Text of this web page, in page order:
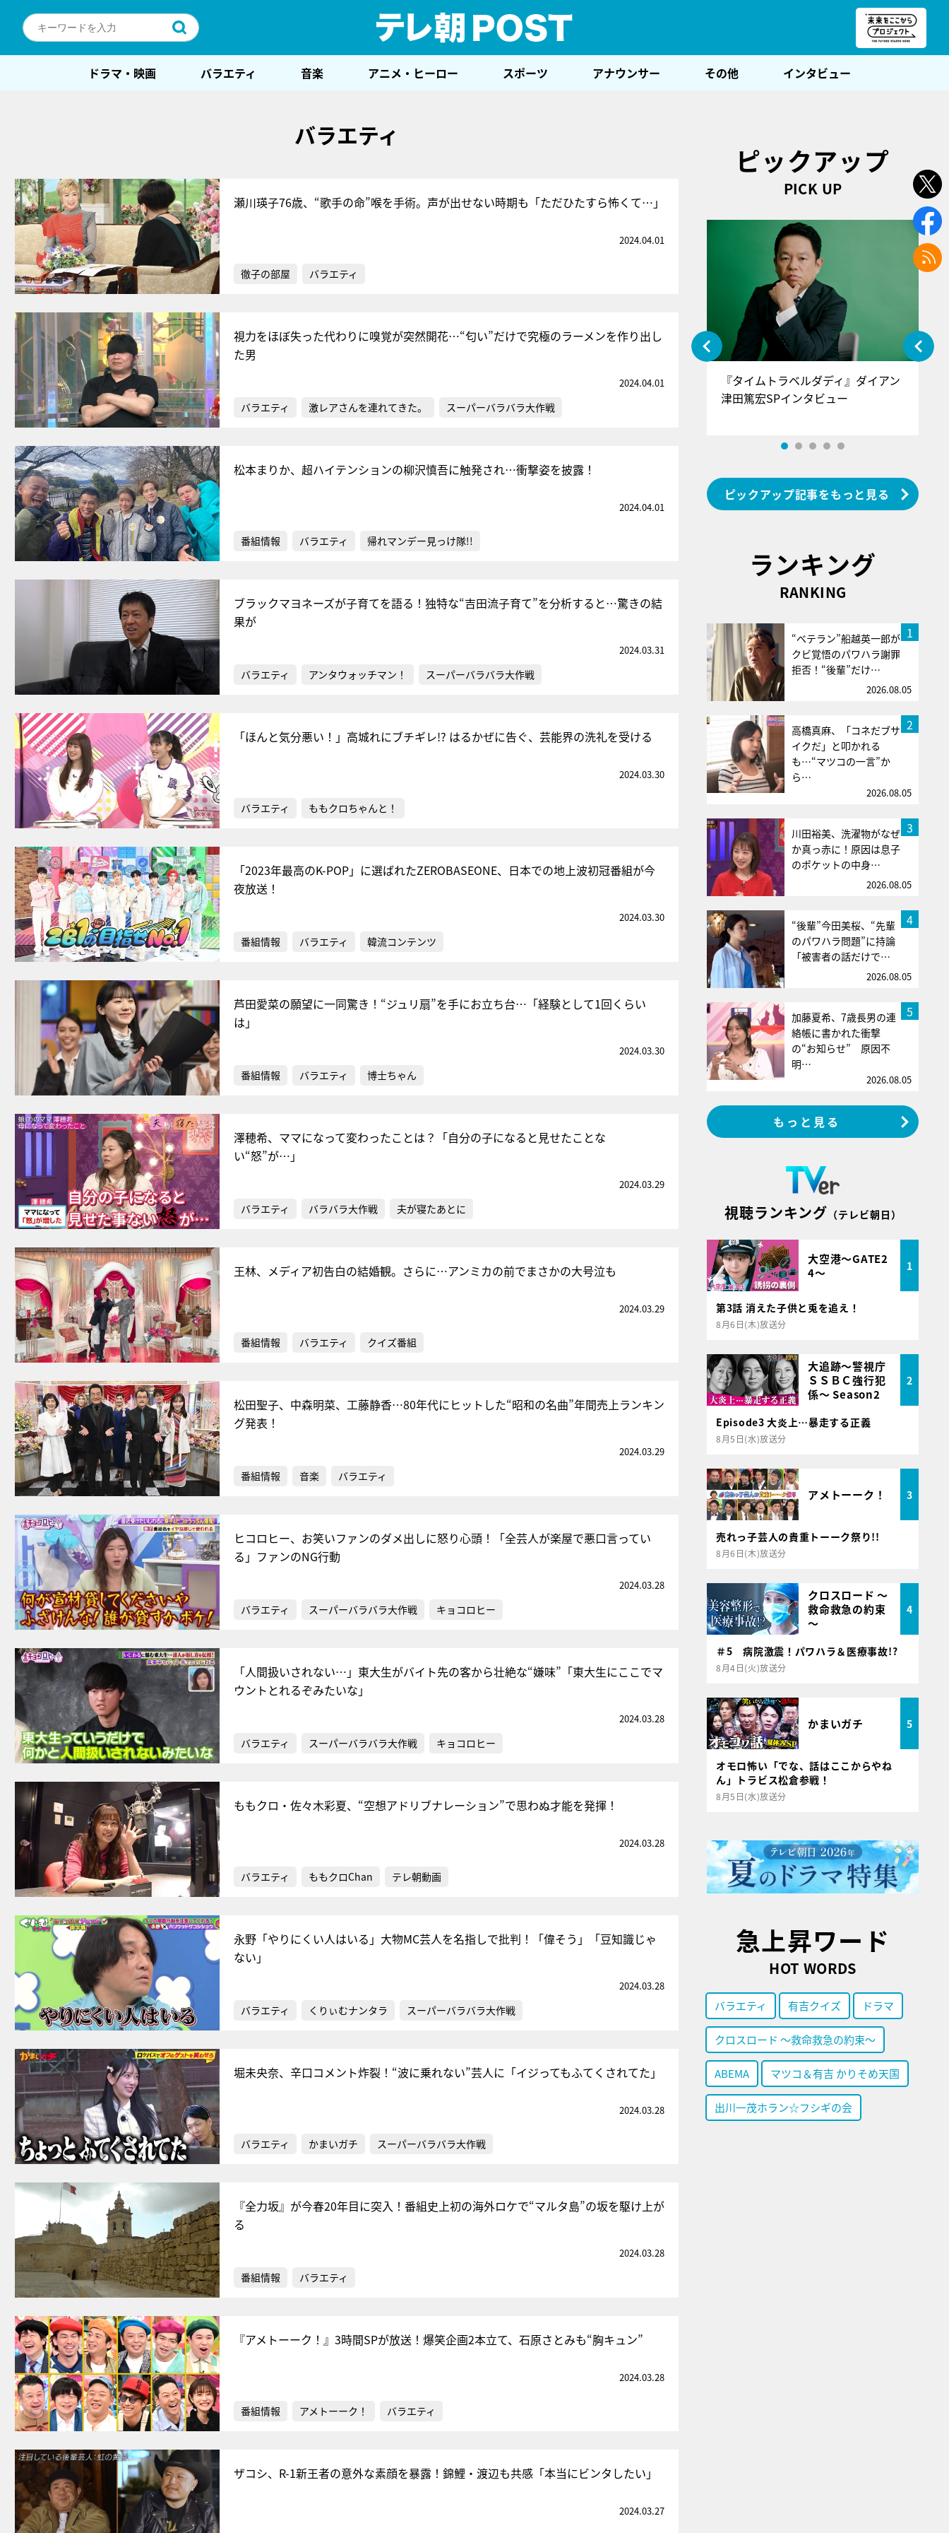
ドラマ・映画 バラエティ 音楽 アニメ・ヒーロー スポーツ アナウンサー その他 インタビュー
バラエティ
瀬川瑛子76歳、“歌手の命”喉を手術。声が出せない時期も「ただひたすら怖くて…」
2024.04.01
徹子の部屋 バラエティ
視力をほぼ失った代わりに嗅覚が突然開花…“匂い”だけで究極のラーメンを作り出し
た男
2024.04.01
バラエティ 激レアさんを連れてきた。 スーパーバラバラ大作戦
松本まりか、超ハイテンションの柳沢慎吾に触発され…衝撃姿を披露！
2024.04.01
番組情報 バラエティ 帰れマンデー見っけ隊!!
ブラックマヨネーズが子育てを語る！独特な“吉田流子育て”を分析すると…驚きの結
果が
2024.03.31
バラエティ アンタウォッチマン！ スーパーバラバラ大作戦
「ほんと気分悪い！」高城れにブチギレ!? はるかぜに告ぐ、芸能界の洗礼を受ける
2024.03.30
バラエティ ももクロちゃんと！
「2023年最高のK-POP」に選ばれたZEROBASEONE、日本での地上波初冠番組が今
夜放送！
2024.03.30
番組情報 バラエティ 韓流コンテンツ
芦田愛菜の願望に一同驚き！“ジュリ扇”を手にお立ち台…「経験として1回くらい
は」
2024.03.30
番組情報 バラエティ 博士ちゃん
澤穂希、ママになって変わったことは？「自分の子になると見せたことな
い“怒”が…」
2024.03.29
バラエティ バラバラ大作戦 夫が寝たあとに
王林、メディア初告白の結婚観。さらに…アンミカの前でまさかの大号泣も
2024.03.29
番組情報 バラエティ クイズ番組
松田聖子、中森明菜、工藤静香…80年代にヒットした“昭和の名曲”年間売上ランキン
グ発表！
2024.03.29
番組情報 音楽 バラエティ
ヒコロヒー、お笑いファンのダメ出しに怒り心頭！「全芸人が楽屋で悪口言ってい
る」ファンのNG行動
2024.03.28
バラエティ スーパーバラバラ大作戦 キョコロヒー
「人間扱いされない…」東大生がバイト先の客から壮絶な“嫌味”「東大生にここでマ
ウントとれるぞみたいな」
2024.03.28
バラエティ スーパーバラバラ大作戦 キョコロヒー
ももクロ・佐々木彩夏、“空想アドリブナレーション”で思わぬ才能を発揮！
2024.03.28
バラエティ ももクロChan テレ朝動画
永野「やりにくい人はいる」大物MC芸人を名指しで批判！「偉そう」「豆知識じゃ
ない」
2024.03.28
バラエティ くりぃむナンタラ スーパーバラバラ大作戦
堀未央奈、辛口コメント炸裂！“波に乗れない”芸人に「イジってもふてくされてた」
2024.03.28
バラエティ かまいガチ スーパーバラバラ大作戦
『全力坂』が今春20年目に突入！番組史上初の海外ロケで“マルタ島”の坂を駆け上が
る
2024.03.28
番組情報 バラエティ
『アメトーーク！』3時間SPが放送！爆笑企画2本立て、石原さとみも“胸キュン”
2024.03.28
番組情報 アメトーーク！ バラエティ
ザコシ、R-1新王者の意外な素顔を暴露！錦鯉・渡辺も共感「本当にビンタしたい」
2024.03.27
ピックアップ
PICK UP
『アイ＝ラブ！げーみんぐ』＝LOV
ビュー
『タイムトラベルダディ』ダイアン
津田篤宏SPインタビュー
ピックアップ記事をもっと見る
ランキング
RANKING
1
“ベテラン”船越英一郎が
クビ覚悟のパワハラ謝罪
拒否！“後輩”だけ…
2026.08.05
2
高橋真麻、「コネだブサ
イクだ」と叩かれる
も…“マツコの一言”か
ら…
2026.08.05
3
川田裕美、洗濯物がなぜ
か真っ赤に！原因は息子
のポケットの中身…
2026.08.05
4
“後輩”今田美桜、“先輩
のパワハラ問題”に持論
「被害者の話だけで…
2026.08.05
5
加藤夏希、7歳長男の連
絡帳に書かれた衝撃
の“お知らせ” 原因不
明…
2026.08.05
もっと見る
視聴ランキング （テレビ朝日）
大空港～GATE2
4～
1
第3話 消えた子供と兎を追え！
8月6日(木)放送分
大追跡～警視庁
ＳＳＢＣ強行犯
係～ Season2
2
Episode3 大炎上…暴走する正義
8月5日(水)放送分
アメトーーク！ 3
売れっ子芸人の貴重トーーク祭り!!
8月6日(木)放送分
クロスロード ～
救命救急の約束
～
4
＃5 病院激震！パワハラ＆医療事故!?
8月4日(火)放送分
かまいガチ 5
オモロ怖い「でな、話はここからやね
ん」トラビス松倉参戦！
8月5日(水)放送分
急上昇ワード
HOT WORDS
バラエティ 有吉クイズ ドラマ
クロスロード ～救命救急の約束～
ABEMA マツコ＆有吉 かりそめ天国
出川一茂ホラン☆フシギの会